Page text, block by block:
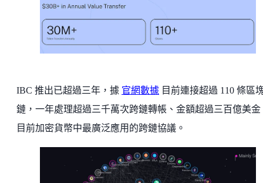
IBC 推出已超過三年，據 官網數據 目前連接超過 110 條區
鏈，一年處理超過三千萬次跨鏈轉帳、金額超過三百億美金
目前加密貨幣中最廣泛應用的跨鏈協議。